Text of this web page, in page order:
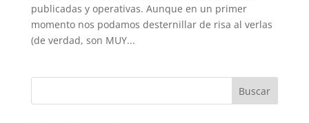
publicadas y operativas. Aunque en un primer
momento nos podamos desternillar de risa al verlas
(de verdad, son MUY...